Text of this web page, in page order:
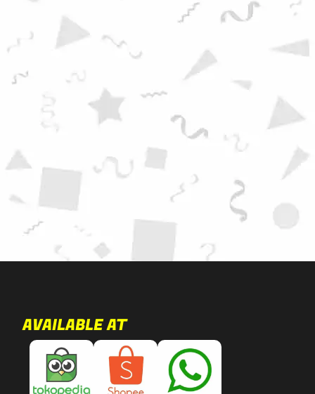
AVAILABLE AT